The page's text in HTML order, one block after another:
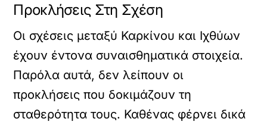
Προκλήσεις Στη Σχέση
Οι σχέσεις μεταξύ Καρκίνου και Ιχθύων
έχουν έντονα συναισθηματικά στοιχεία.
Παρόλα αυτά, δεν λείπουν οι
προκλήσεις που δοκιμάζουν τη
σταθερότητα τους. Καθένας φέρνει δικά